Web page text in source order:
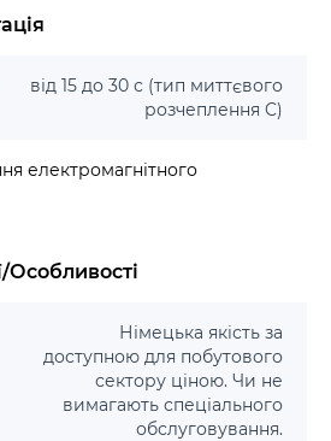
від 15 до 30 с (тип миттєвого
розчеплення C)
електромагнітного
Особливості
Німецька якість за
доступною для побутового
сектору ціною. Чи не
вимагають спеціального
обслуговування.